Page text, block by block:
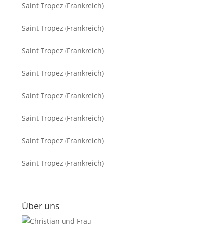
Saint Tropez (Frankreich)
Saint Tropez (Frankreich)
Saint Tropez (Frankreich)
Saint Tropez (Frankreich)
Saint Tropez (Frankreich)
Saint Tropez (Frankreich)
Saint Tropez (Frankreich)
Saint Tropez (Frankreich)
Über uns